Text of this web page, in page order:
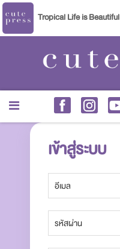
Tropical Life is Beautiful
เข้าสู่ระบบ